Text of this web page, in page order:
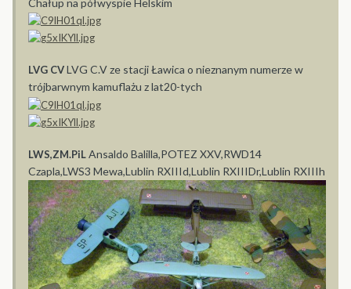
LVG CVLVG C.V ze stacji Ławica o nieznanym numerze w
trójbarwnym kamuflażu z lat20-tych
LWS,ZM.PiLAnsaldo Balilla,POTEZ XXV,RWD14
Czapla,LWS3 Mewa,Lublin RXIIId,Lublin RXIIIDr,Lublin RXIIIh